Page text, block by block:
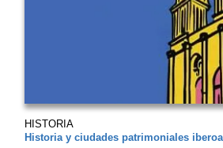
HISTORIA
Historia y ciudades patrimoniales